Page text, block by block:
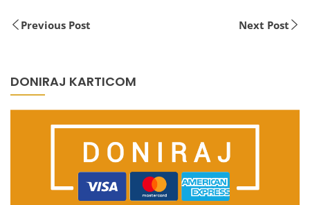
Previous Post Next Post
DONIRAJ KARTICOM